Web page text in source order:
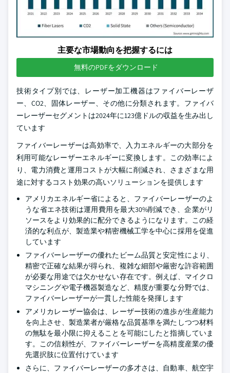
主要な市場動向を把握するには
無料のPDFをダウンロード
技術タイプ別では、レーザー加工機器はファイバーレーザ
ー、CO2、固体レーザー、その他に分類されます。ファイバ
ーレーザーセグメントは2024年に123億ドルの収益を生み出し
ています
ファイバーレーザーは高効率で、入力エネルギーの大部分を
利用可能なレーザーエネルギーに変換します。この効率によ
り、電力消費と運用コストが大幅に削減され、さまざまな用
途に対するコスト効果の高いソリューションを提供します
アメリカエネルギー省によると、ファイバーレーザーのよ
うな省エネ技術は運用費用を最大30%削減でき、企業がリ
ソースをより効果的に配分できるようになります。この経
済的な利点が、製造業や精密機械工学を中心に採用を促進
しています
ファイバーレーザーの優れたビーム品質と安定性により、
精密で正確な結果が得られ、複雑な細部や厳密な許容範囲
が必要な用途では欠かせない存在です。例えば、マイクロ
マシニングや電子機器製造など、精度が重要な分野では、
ファイバーレーザーが一貫した性能を発揮します
アメリカレーザー協会は、レーザー技術の進歩が生産能力
を向上させ、製造業者が厳格な品質基準を満たしつつ材料
の無駄を最小限に抑えることを可能にしたと指摘していま
す。この信頼性が、ファイバーレーザーを高精度産業の優
先選択肢に位置付けています
さらに、ファイバーレーザーの多才さは、自動車、航空宇